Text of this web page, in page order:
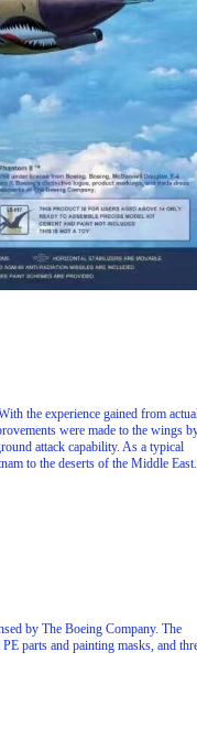
the experience gained from
were made to the wings
attack capability. As a typical
to the deserts of the Middle
by The Boeing Company. The
parts and painting masks, and